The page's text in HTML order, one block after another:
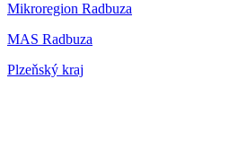
Mikroregion Radbuza
MAS Radbuza
Plzeňský kraj